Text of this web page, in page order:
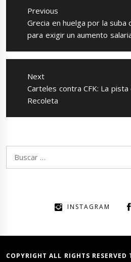
entradas
Previous
Previous
post:
Grecia en huelga por la suba
para exigir un aumento
Next
Next
post:
Carteles contra CFK: La
Recoleta
INSTAGRAM
COPYRIGHT ALL RIGHTS RESERVED